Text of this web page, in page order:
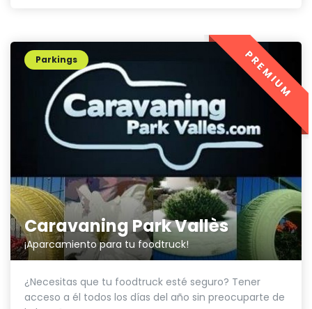
Caravaning Park Vallès
¡Aparcamiento para tu foodtruck!
Parkings
¿Necesitas que tu foodtruck esté seguro? Tener
acceso a él todos los días del año sin preocuparte de
PREMIUM